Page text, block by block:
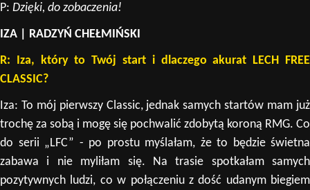
P: Dzięki, do zobaczenia!
IZA | RADZYŃ CHEŁMIŃSKI
R: Iza, który to Twój start i dlaczego akurat LECH FREE
CLASSIC?
Iza: To mój pierwszy Classic, jednak samych startów mam już
trochę za sobą i mogę się pochwalić zdobytą koroną RMG. Co
do serii „LFC” - po prostu myślałam, że to będzie świetna
zabawa i nie myliłam się. Na trasie spotkałam samych
pozytywnych ludzi, co w połączeniu z dość udanym biegiem